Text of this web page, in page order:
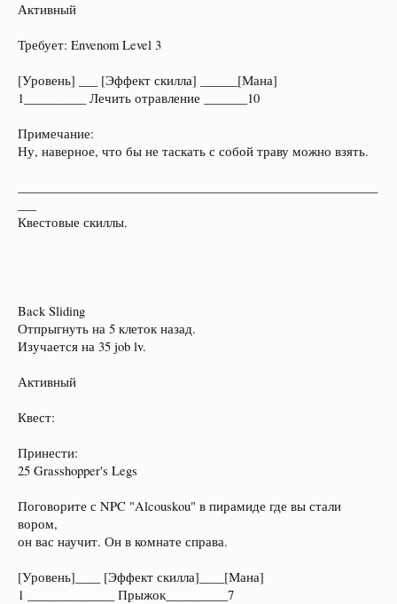
Активный
Требует: Envenom Level 3
[Уровень] ___ [Эффект скилла] ______[Мана]
1__________ Лечить отравление _______10
Примечание:
Ну, наверное, что бы не таскать с собой траву можно взять.
Квестовые скиллы.
Back Sliding
Отпрыгнуть на 5 клеток назад.
Изучается на 35 job lv.
Активный
Квест:
Принести:
25 Grasshopper's Legs
Поговорите с NPC "Alcouskou" в пирамиде где вы стали
вором,
он вас научит. Он в комнате справа.
[Уровень]____ [Эффект скилла]____[Мана]
1 ______________ Прыжок__________7